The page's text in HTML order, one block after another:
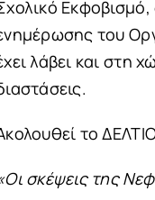
του
λάβει και στη
το
σκέψεις της